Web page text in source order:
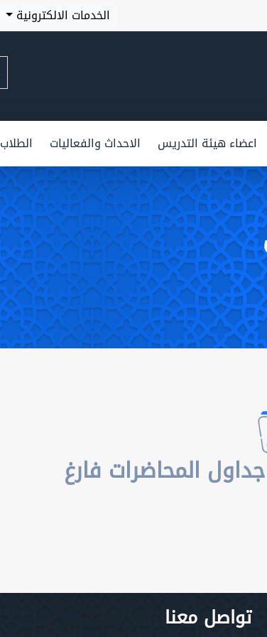
الخدمات الالكترونية
اعضاء هيئة التدريس الاحداث والفعاليات الطلاب
المحاضرات فارغ
تواصل معنا